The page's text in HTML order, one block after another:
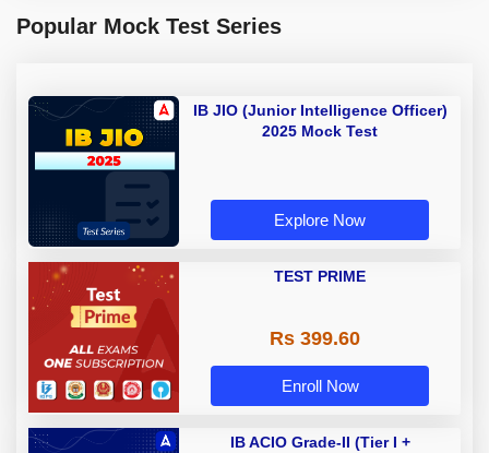
Popular Mock Test Series
IB JIO (Junior Intelligence Officer)
2025 Mock Test
Explore Now
TEST PRIME
Rs 399.60
Enroll Now
IB ACIO Grade-II (Tier I +